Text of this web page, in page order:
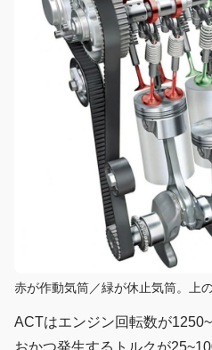
赤が作動気筒／緑が休止気筒。上
ACTはエンジン回転数が